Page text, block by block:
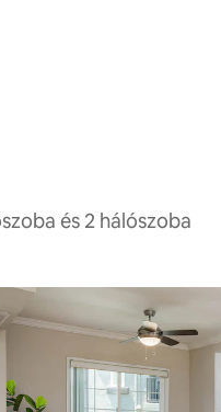
és 2 hálószoba